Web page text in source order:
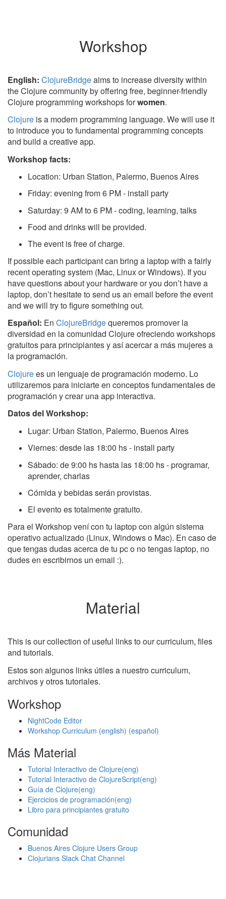
Workshop
English: ClojureBridgeaims to increase diversity within
the Clojure community by offering free, beginner-friendly
Clojure programming workshops forwomen.
Clojure is a modern programming language. We will use it
to introduce you to fundamental programming concepts
and build a creative app.
Workshop facts:
Location: Urban Station, Palermo, Buenos Aires
Friday: evening from 6 PM - install party
Saturday: 9 AM to 6 PM - coding, learning, talks
Food and drinks will be provided.
The event is free of charge.
If possible each participant can bring a laptop with a fairly
recent operating system (Mac, Linux or Windows). If you
have questions about your hardware or you don’t have a
laptop, don’t hesitate to send us an email before the event
and we will try to figure something out.
Español: En ClojureBridgequeremos promover la
diversidad en la comunidad Clojure ofreciendo workshops
gratuitos para principiantes y así acercar a más mujeres a
la programación.
Clojurees un lenguaje de programación moderno. Lo
utilizaremos para iniciarte en conceptos fundamentales de
programación y crear una app interactiva.
Datos del Workshop:
Lugar: Urban Station, Palermo, Buenos Aires
Viernes: desde las 18:00 hs - install party
Sábado: de 9:00 hs hasta las 18:00 hs - programar,
aprender, charlas
Cómida y bebidas serán provistas.
El evento es totalmente gratuito.
Para el Workshop vení con tu laptop con algún sistema
operativo actualizado (Linux, Windows o Mac). En caso de
que tengas dudas acerca de tu pc o no tengas laptop, no
dudes en escribirnos un email :).
Material
This is our collection of useful links to our curriculum, files
and tutorials.
Estos son algunos links útiles a nuestro curriculum,
archivos y otros tutoriales.
Workshop
NightCode Editor
Workshop Curriculum (english) (español)
Más Material
Tutorial Interactivo de Clojure(eng)
Tutorial Interactivo de ClojureScript(eng)
Guía de Clojure(eng)
Ejercicios de programación(eng)
Libro para principiantes gratuito
Comunidad
Buenos Aires Clojure Users Group
Clojurians Slack Chat Channel